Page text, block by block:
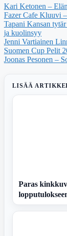
Kari Ketonen –
Fazer Cafe Kluuvi
Tapani Kansan
ja kuolinsyy
Jenni Vartiainen
Suomen Cup Pelit
Joonas Pesonen –
LISÄÄ
Paras